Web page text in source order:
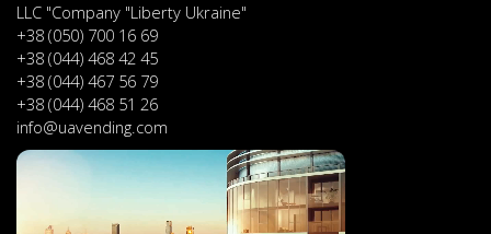
LLC "Company "Liberty Ukraine"
+38 (050) 700 16 69
+38 (044) 468 42 45
+38 (044) 467 56 79
+38 (044) 468 51 26
info@uavending.com